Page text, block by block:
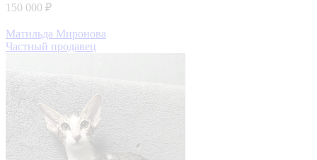
150 000 ₽
Матильда Миронова
Частный продавец